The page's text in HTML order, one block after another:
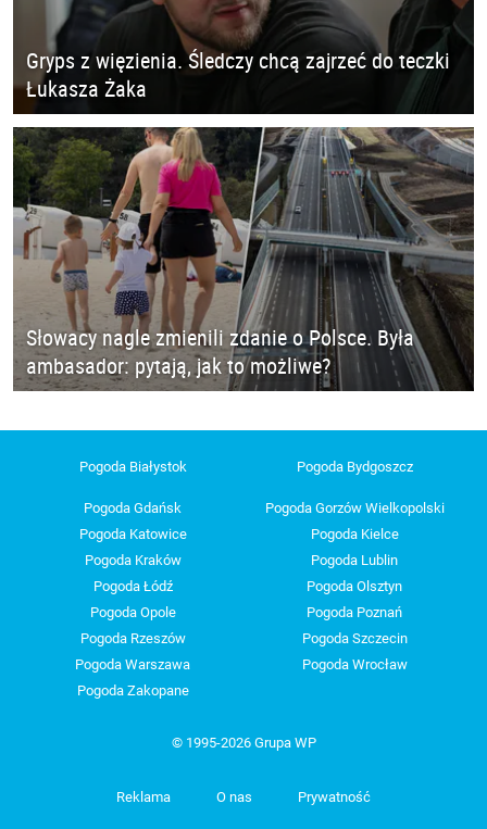
Gryps z więzienia. Śledczy chcą zajrzeć do teczki
Łukasza Żaka
Słowacy nagle zmienili zdanie o Polsce. Była
ambasador: pytają, jak to możliwe?
Pogoda Białystok Pogoda Bydgoszcz
Pogoda Gdańsk
Pogoda Gorzów Wielkopolski
Pogoda Katowice
Pogoda Kielce
Pogoda Kraków
Pogoda Lublin
Pogoda Łódź
Pogoda Olsztyn
Pogoda Opole
Pogoda Poznań
Pogoda Rzeszów
Pogoda Szczecin
Pogoda Warszawa
Pogoda Wrocław
Pogoda Zakopane
© 1995-2026 Grupa WP
Reklama O nas Prywatność